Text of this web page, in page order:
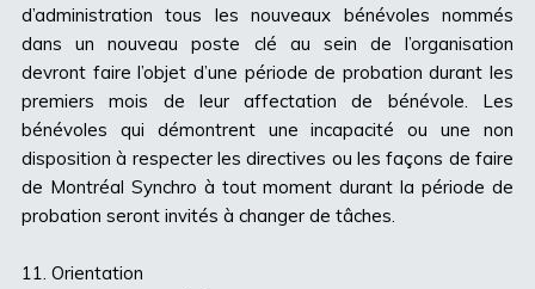
d’administration tous les nouveaux bénévoles nommés
dans un nouveau poste clé au sein de l’organisation
devront faire l’objet d’une période de probation durant les
premiers mois de leur affectation de bénévole. Les
bénévoles qui démontrent une incapacité ou une non
disposition à respecter les directives ou les façons de faire
de Montréal Synchro à tout moment durant la période de
probation seront invités à changer de tâches.
11. Orientation